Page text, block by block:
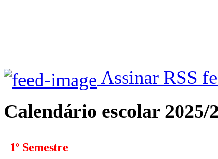
Assinar RSS
Calendário escolar 2025/
1º Semestre